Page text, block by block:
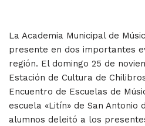
La Academia Municipal de
presente en dos importantes
región. El domingo 25 de
Estación de Cultura de
Encuentro de Escuelas de
escuela «Litín» de San Antonio
alumnos deleitó a los